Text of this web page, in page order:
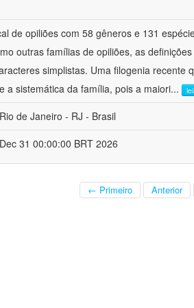
de opiliões com 58 gêneros e 131
outras famílias de opiliões, as
simplistas. Uma filogenia recente
a sistemática da família, pois a maiori...
de Janeiro - RJ - Brasil
31 00:00:00 BRT 2026
← Primeiro Anterior